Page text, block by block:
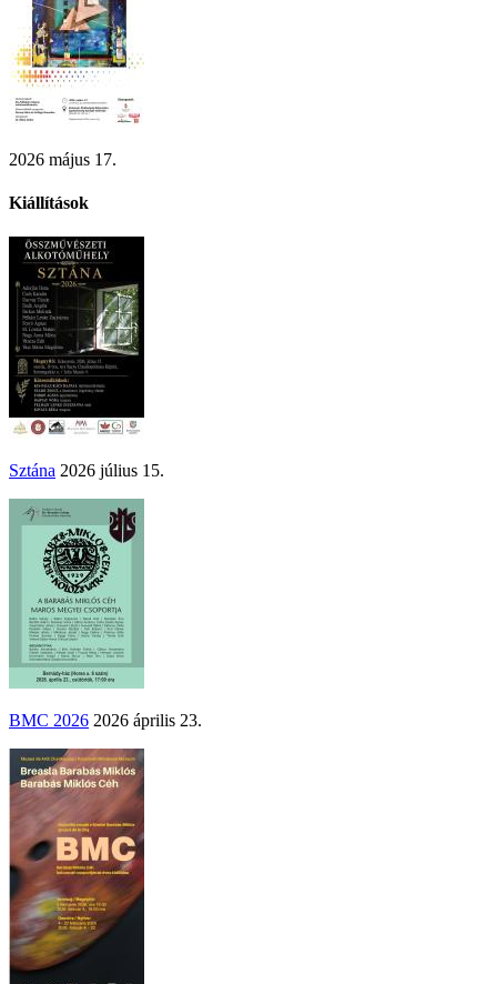
2026 május 17.
Kiállítások
Sztána 2026 július 15.
BMC 2026 2026 április 23.